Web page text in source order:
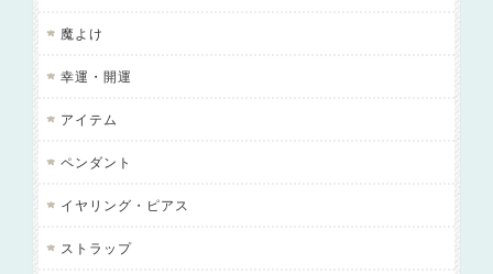
魔よけ
幸運・開運
アイテム
ペンダント
イヤリング・ピアス
ストラップ